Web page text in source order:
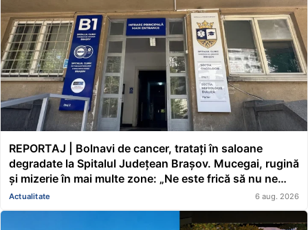
REPORTAJ | Bolnavi de cancer, tratați în saloane
degradate la Spitalul Județean Brașov. Mucegai, rugină
și mizerie în mai multe zone: „Ne este frică să nu ne
cadă tavanul în cap” FOTO/VIDEO
Actualitate 6 aug. 2026